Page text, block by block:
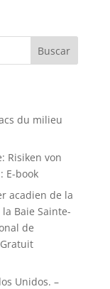
Buscar
du milieu
Risiken von
E-book
acadien de la
Baie Sainte-
de
Unidos. –